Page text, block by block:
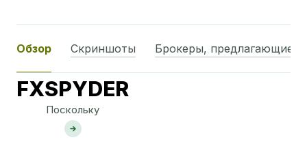
FXSPYDER
Поскольку
Обзор Скриншоты Брокеры, предлагающие